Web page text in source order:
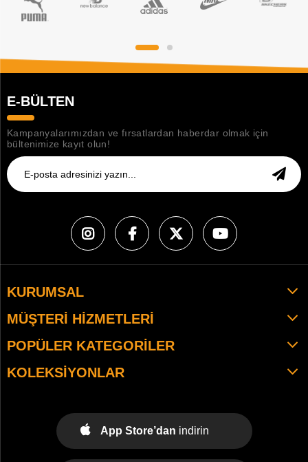
E-BÜLTEN
Kampanyalarımızdan ve fırsatlardan haberdar olmak için
bültenimize kayıt olun!
KURUMSAL
MÜŞTERI HIZMETLERI
POPÜLER KATEGORILER
KOLEKSIYONLAR
App Store’dan indirin